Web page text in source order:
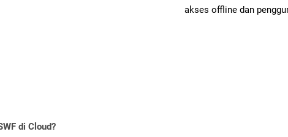
akses offline dan
di Cloud?